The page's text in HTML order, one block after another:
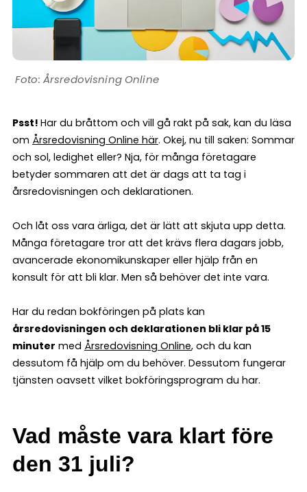
Årsredovisning Online
Psst! Har du bråttom och vill gå rakt på sak, kan du läsa
om Årsredovisning Online här. Okej, nu till saken: Sommar
och sol, ledighet eller? Nja, för många företagare
betyder sommaren att det är dags att ta tag i
årsredovisningen och deklarationen.
Och låt oss vara ärliga, det är lätt att skjuta upp detta.
Många företagare tror att det krävs flera dagars jobb,
avancerade ekonomikunskaper eller hjälp från en
konsult för att bli klar. Men så behöver det inte vara.
Har du redan bokföringen på plats kan
årsredovisningen och deklarationen bli klar på 15
minuter med Årsredovisning Online, och du kan
dessutom få hjälp om du behöver. Dessutom fungerar
tjänsten oavsett vilket bokföringsprogram du har.
Vad måste vara klart före
den 31 juli?